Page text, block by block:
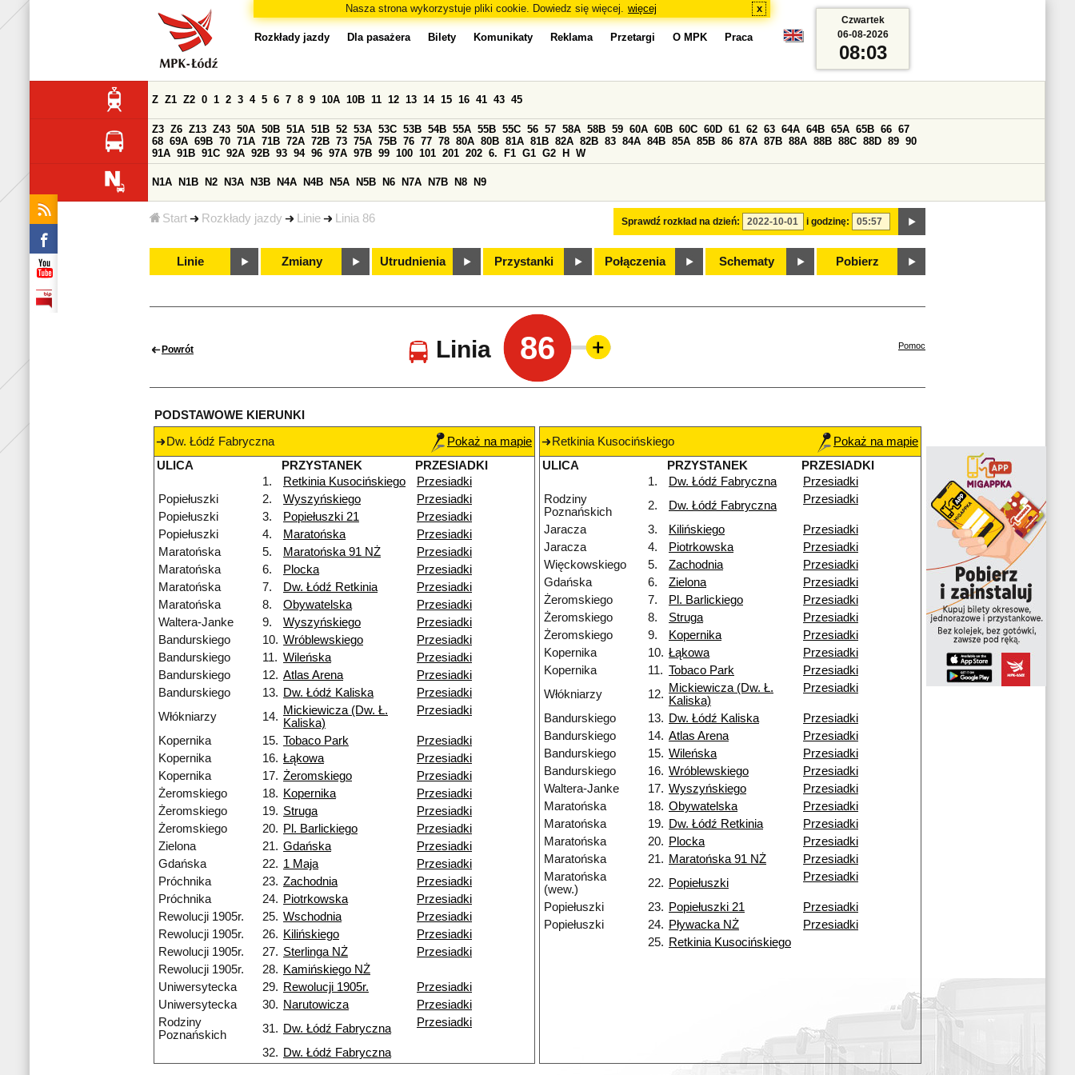
Nasza strona wykorzystuje pliki cookie. Dowiedz się więcej. więcej x
Start Rozkłady jazdy Linie Linia 86
Rozkłady jazdy Dla pasażera Bilety Komunikaty Reklama Przetargi O MPK Praca
Sprawdź rozkład na dzień: i godzinę:
Z Z1 Z2 0 1 2 3 4 5 6 7 8 9 10A 10B 11 12 13 14 15 16 41 43 45
Z3 Z6 Z13 Z43 50A 50B 51A 51B 52 53A 53C 53B 54B 55A 55B 55C 56 57 58A 58B 59 60A 60B 60C 60D 61 62 63 64A 64B 65A 65B 66 67
68 69A 69B 70 71A 71B 72A 72B 73 75A 75B 76 77 78 80A 80B 81A 81B 82A 82B 83 84A 84B 85A 85B 86 87A 87B 88A 88B 88C 88D 89 90
91A 91B 91C 92A 92B 93 94 96 97A 97B 99 100 101 201 202 6. F1 G1 G2 H W
N1A N1B N2 N3A N3B N4A N4B N5A N5B N6 N7A N7B N8 N9
Linie Zmiany Utrudnienia Przystanki Połączenia Schematy Pobierz
Czwartek
06-08-2026
08:03
Powrót Linia 86 Pomoc
PODSTAWOWE KIERUNKI
Dw. Łódź Fabryczna
Pokaż na mapie
ULICA
PRZYSTANEK
PRZESIADKI
1.
Retkinia Kusocińskiego
Przesiadki
Popiełuszki
2. Wyszyńskiego
Przesiadki
Popiełuszki
3. Popiełuszki 21
Przesiadki
Popiełuszki
4. Maratońska
Przesiadki
Maratońska
5. Maratońska 91 NŻ
Przesiadki
Maratońska
6. Plocka
Przesiadki
Maratońska
7. Dw. Łódź Retkinia
Przesiadki
Maratońska
8. Obywatelska
Przesiadki
Waltera-Janke
9. Wyszyńskiego
Przesiadki
Bandurskiego
10. Wróblewskiego
Przesiadki
Bandurskiego
11. Wileńska
Przesiadki
Bandurskiego
12. Atlas Arena
Przesiadki
Bandurskiego
13. Dw. Łódź Kaliska
Przesiadki
Włókniarzy
14. Mickiewicza (Dw. Ł.
Kaliska)
Przesiadki
Kopernika 15. Tobaco Park
Przesiadki
Kopernika
16. Łąkowa
Przesiadki
Kopernika
17. Żeromskiego
Przesiadki
Żeromskiego
18. Kopernika
Przesiadki
Żeromskiego
19. Struga
Przesiadki
Żeromskiego
20. Pl. Barlickiego
Przesiadki
Zielona
21. Gdańska
Przesiadki
Gdańska
22. 1 Maja
Przesiadki
Próchnika
23. Zachodnia
Przesiadki
Próchnika
24. Piotrkowska
Przesiadki
Rewolucji 1905r.
25. Wschodnia
Przesiadki
Rewolucji 1905r.
26. Kilińskiego
Przesiadki
Rewolucji 1905r.
27. Sterlinga NŻ
Przesiadki
Rewolucji 1905r.
28. Kamińskiego NŻ
Uniwersytecka
29. Rewolucji 1905r.
Przesiadki
Uniwersytecka
30. Narutowicza
Przesiadki
Rodziny
Poznańskich
31. Dw. Łódź Fabryczna Przesiadki
32. Dw. Łódź Fabryczna
Retkinia Kusocińskiego
Pokaż na mapie
ULICA
PRZYSTANEK
PRZESIADKI
1.
Dw. Łódź Fabryczna
Przesiadki
Rodziny
Poznańskich
2. Dw. Łódź Fabryczna Przesiadki
Jaracza 3. Kilińskiego
Przesiadki
Jaracza
4. Piotrkowska
Przesiadki
Więckowskiego
5. Zachodnia
Przesiadki
Gdańska
6. Zielona
Przesiadki
Żeromskiego
7. Pl. Barlickiego
Przesiadki
Żeromskiego
8. Struga
Przesiadki
Żeromskiego
9. Kopernika
Przesiadki
Kopernika
10. Łąkowa
Przesiadki
Kopernika
11. Tobaco Park
Przesiadki
Włókniarzy
12. Mickiewicza (Dw. Ł.
Kaliska)
Przesiadki
Bandurskiego 13. Dw. Łódź Kaliska
Przesiadki
Bandurskiego
14. Atlas Arena
Przesiadki
Bandurskiego
15. Wileńska
Przesiadki
Bandurskiego
16. Wróblewskiego
Przesiadki
Waltera-Janke
17. Wyszyńskiego
Przesiadki
Maratońska
18. Obywatelska
Przesiadki
Maratońska
19. Dw. Łódź Retkinia
Przesiadki
Maratońska
20. Plocka
Przesiadki
Maratońska
21. Maratońska 91 NŻ
Przesiadki
Maratońska
(wew.)
22. Popiełuszki Przesiadki
Popiełuszki 23. Popiełuszki 21
Przesiadki
Popiełuszki
24. Pływacka NŻ
Przesiadki
25. Retkinia Kusocińskiego